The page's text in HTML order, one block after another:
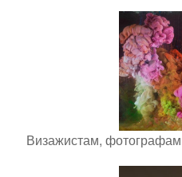
Визажистам,